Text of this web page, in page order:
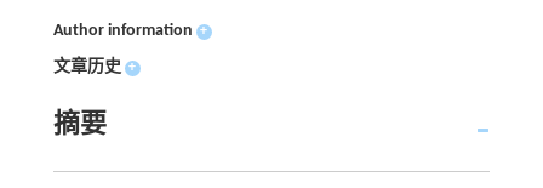
Author information +
文章历史 +
摘要